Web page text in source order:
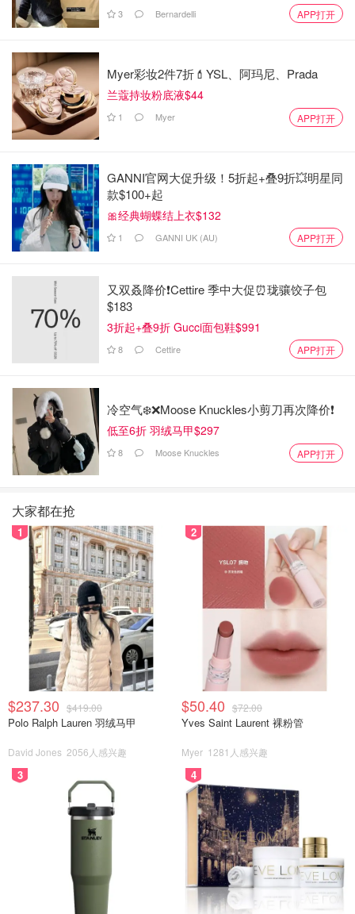
3 Bernardelli APP打开
Myer彩妆2件7折💄YSL、阿玛尼、Prada
兰蔻持妆粉底液$44
1 Myer APP打开
GANNI官网大促升级！5折起+叠9折💥明星同
款$100+起
🎀经典蝴蝶结上衣$132
1 GANNI UK (AU) APP打开
又双叒降价❗️Cettire 季中大促⏰珑骧饺子包
$183
3折起+叠9折 Gucci面包鞋$991
8 Cettire APP打开
冷空气❄️❌️Moose Knuckles小剪刀再次降价❗️
低至6折 羽绒马甲$297
8 Moose Knuckles APP打开
大家都在抢
1
$237.30 $419.00
Polo Ralph Lauren 羽绒马甲
David Jones 2056人感兴趣
2
$50.40 $72.00
Yves Saint Laurent 裸粉管
Myer 1281人感兴趣
3 4